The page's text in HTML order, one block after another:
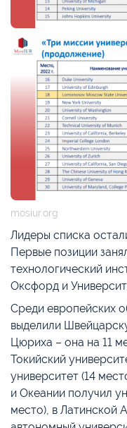
mosiur.org
Лидеры списка
Первые позиции
технологический
Оксфорд и
Среди европейских
выделили
Цюриха – она на 11
Токийский
университет (14
и Океании получил
место), в Латинской